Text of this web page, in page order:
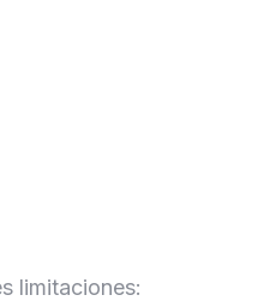
limitaciones: